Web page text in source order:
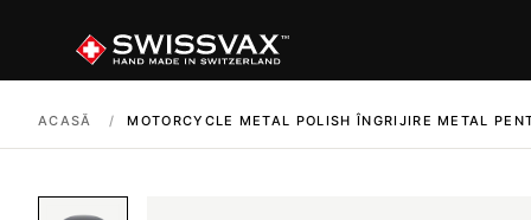
ACASĂ / MOTORCYCLE METAL POLISH ÎNGRIJIRE METAL